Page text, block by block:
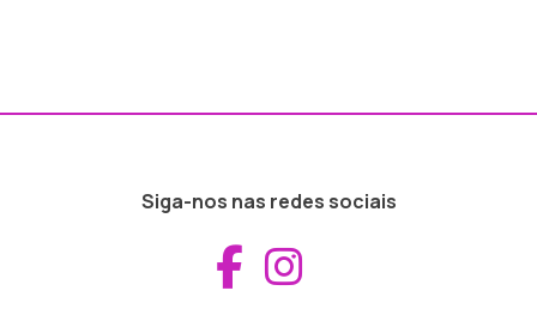
Siga-nos nas redes sociais
Aceder ao